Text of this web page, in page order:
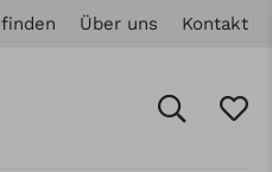
Über uns Kontakt